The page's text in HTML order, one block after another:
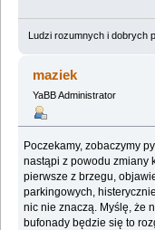
Ludzi rozumnych i dobrych
maziek
YaBB Administrator
Poczekamy, zobaczymy
nastąpi z powodu zmiany
pierwsze z brzegu,
parkingowych,
nic nie znaczą. Myślę, że
bufonady będzie się to